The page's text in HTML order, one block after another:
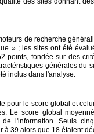
de recherche
» ; les sites ont été
points, fondée sur des
générales du
inclus dans l'analyse.
pour le score global et
Le score global
l'information. Seuls
à 39 alors que 18 étaient